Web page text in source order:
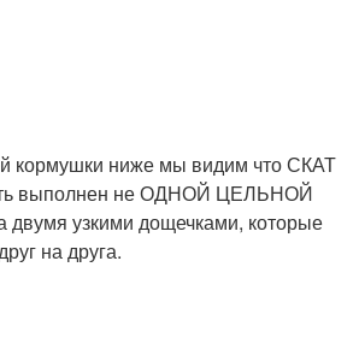
кормушки ниже мы видим что СКАТ
выполнен не ОДНОЙ ЦЕЛЬНОЙ
двумя узкими дощечками, которые
на друга.